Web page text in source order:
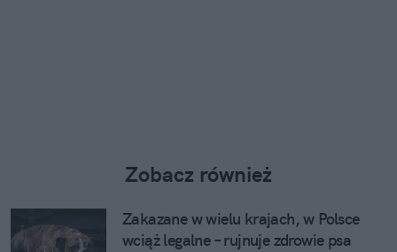
Zobacz również
Zakazane w wielu krajach, w Polsce
wciąż legalne – rujnuje zdrowie psa